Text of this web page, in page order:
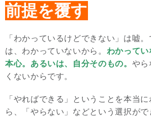
前提を覆す
「わかっているけどできない」は嘘
は、わかっていないから。 わかって
本心。あるいは、自分そのもの。 やら
くないからです。
「やればできる」ということを本当
ら、「やらない」などという選択がで